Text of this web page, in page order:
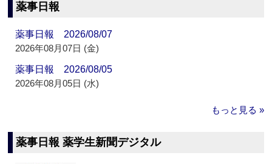
薬事日報
薬事日報 2026/08/07
2026年08月07日 (金)
薬事日報 2026/08/05
2026年08月05日 (水)
もっと見る »
薬事日報 薬学生新聞デジタル